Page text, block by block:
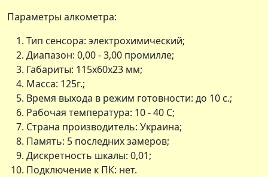
Параметры алкометра:
Тип сенсора: электрохимический;
Диапазон: 0,00 - 3,00 промилле;
Габариты: 115х60х23 мм;
Масса: 125г.;
Время выхода в режим готовности: до 10 с.;
Рабочая температура: 10 - 40 С;
Страна производитель: Украина;
Память: 5 последних замеров;
Дискретность шкалы: 0,01;
Подключение к ПК: нет.